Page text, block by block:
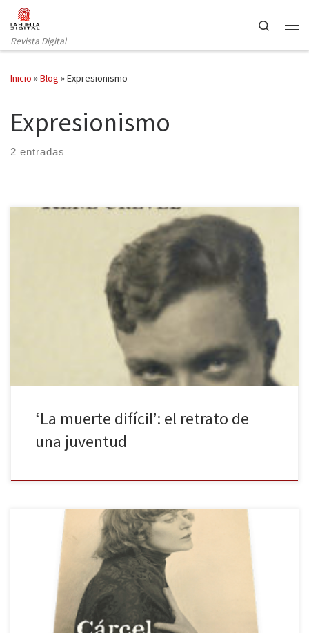
Saltar al contenido
Revista Digital
Search
Inicio »Blog »Expresionismo
Expresionismo
2 entradas
El paseo publica una obra inédita en nuestra lengua. Una novela
rupturista que dinamitó los moldes de la burguesía de
entreguerra, una historia con un espíritu rebelde: La muerte difícil
de René Crevel. 1926 es la fecha de la publicación de esta novela
en Francia. Si bien es cierto que […]
‘La muerte difícil’: el retrato de
una juventud
El paseo nos trae, por primera vez al público lector en español, a
una autora que fue clave en el expresionismo y el dadaísmo
alemán: Emmy Hennings. De ella, acaban de publicar Cárcel
(seguido del poemario “Estrofas del éter”). Una obra cargada de
sinceridad, con una gran atmósfera poética y humana, en […]